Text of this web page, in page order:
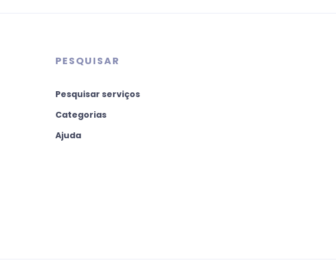
PESQUISAR
Pesquisar serviços
Categorias
Ajuda